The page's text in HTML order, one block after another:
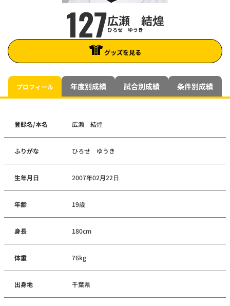
127広瀬 結煌
ひろせ ゆうき
グッズを見る
プロフィール 年度別成績 試合別成績 条件別成績
登録名/本名 広瀬 結煌
ふりがな ひろせ ゆうき
生年月日 2007年02月22日
年齢 19歳
身長 180cm
体重 76kg
出身地 千葉県